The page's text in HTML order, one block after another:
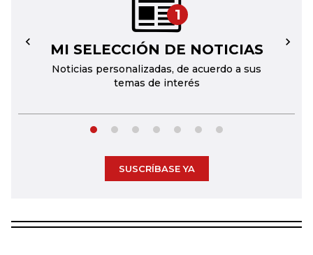
1
MI SELECCIÓN DE NOTICIAS
Noticias personalizadas, de acuerdo a sus
temas de interés
← →
SUSCRÍBASE YA